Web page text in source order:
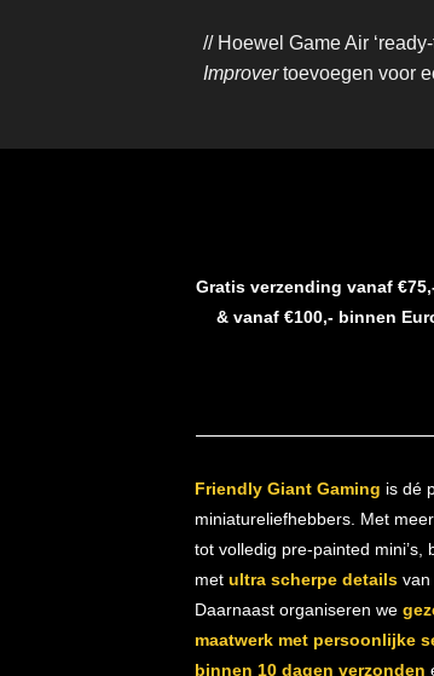
// Hoewel Game Air
Improvertoevoegen voor
Gratis verzending vanaf
& vanaf €100,- binnen
Friendly Giant Gaming is dé
miniatureliefhebbers. Met
tot volledig pre-painted
met ultra scherpe detailsvan
Daarnaast organiseren we
maatwerk met persoonlijke
binnen 10 dagen verzonden